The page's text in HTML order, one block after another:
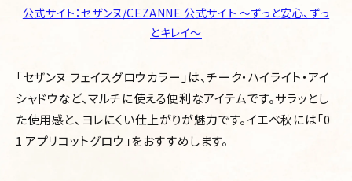
公式サイト：セザンヌ/CEZANNE 公式サイト ～ずっと安心、ずっ
とキレイ～
「セザンヌ フェイスグロウカラー」は、チーク・ハイライト・アイ
シャドウなど、マルチに使える便利なアイテムです。サラッとし
た使用感と、ヨレにくい仕上がりが魅力です。イエベ秋には「0
1 アプリコットグロウ」をおすすめします。